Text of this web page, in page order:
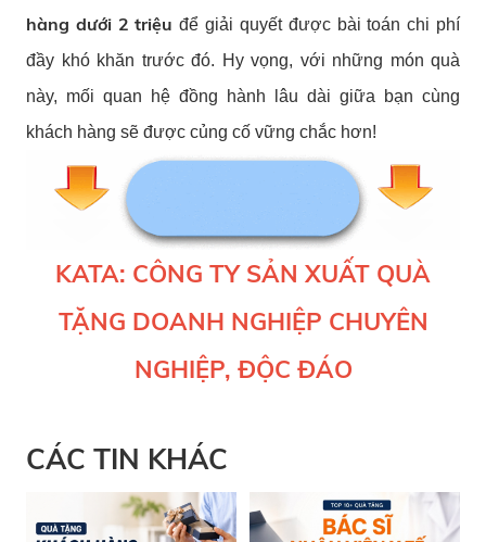
hàng dưới 2 triệu để giải quyết được bài toán chi phí
đầy khó khăn trước đó. Hy vọng, với những món quà
này, mối quan hệ đồng hành lâu dài giữa bạn cùng
khách hàng sẽ được củng cố vững chắc hơn!
KATA: CÔNG TY SẢN XUẤT QUÀ
TẶNG DOANH NGHIỆP CHUYÊN
NGHIỆP, ĐỘC ĐÁO
CÁC TIN KHÁC